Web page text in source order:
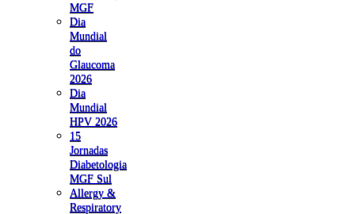
MGF
Dia
Mundial
do
Glaucoma
2026
Dia
Mundial
HPV 2026
15
Jornadas
Diabetologia
MGF Sul
Allergy &
Respiratory